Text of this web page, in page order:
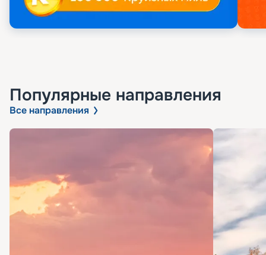
Популярные направления
Все направления